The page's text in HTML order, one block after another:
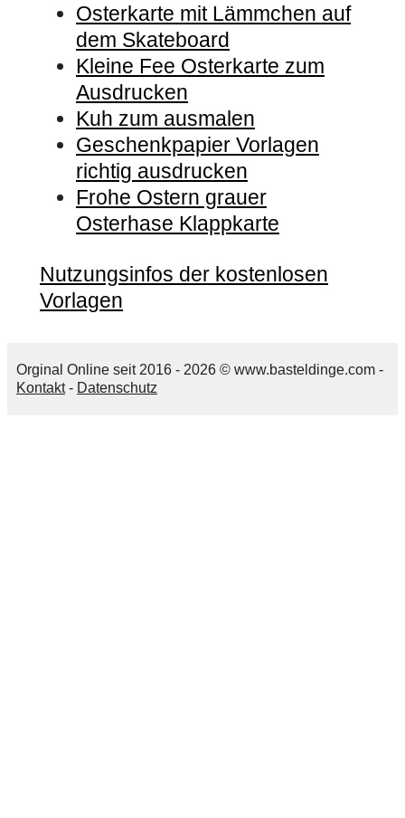
Osterkarte mit Lämmchen auf
dem Skateboard
Kleine Fee Osterkarte zum
Ausdrucken
Kuh zum ausmalen
Geschenkpapier Vorlagen
richtig ausdrucken
Frohe Ostern grauer
Osterhase Klappkarte
Nutzungsinfos der kostenlosen
Vorlagen
Orginal Online seit 2016 - 2026 © www.basteldinge.com -
Kontakt- Datenschutz